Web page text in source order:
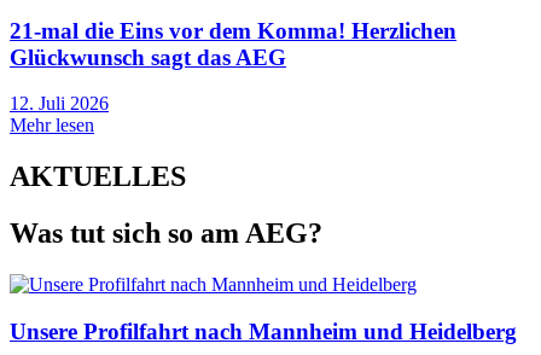
21-mal die Eins vor dem Komma! Herzlichen
Glückwunsch sagt das AEG
12. Juli 2026
Mehr lesen
AKTUELLES
Was tut sich so am AEG?
Unsere Profilfahrt nach Mannheim und Heidelberg